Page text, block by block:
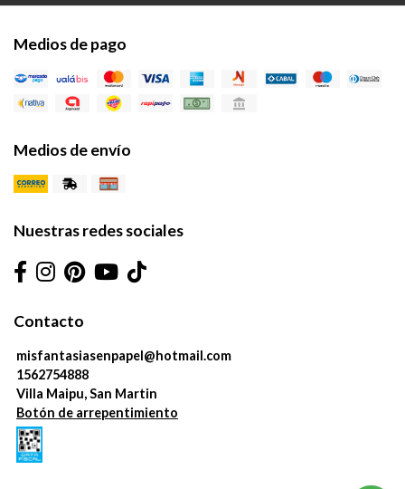
Medios de pago
Medios de envío
Nuestras redes sociales
Contacto
misfantasiasenpapel@hotmail.com
1562754888
Villa Maipu, San Martin
Botón de arrepentimiento